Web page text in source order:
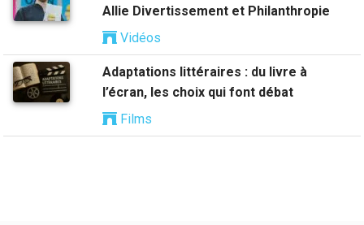
Allie Divertissement et Philanthropie
Vidéos
Adaptations littéraires : du livre à
l’écran, les choix qui font débat
Films